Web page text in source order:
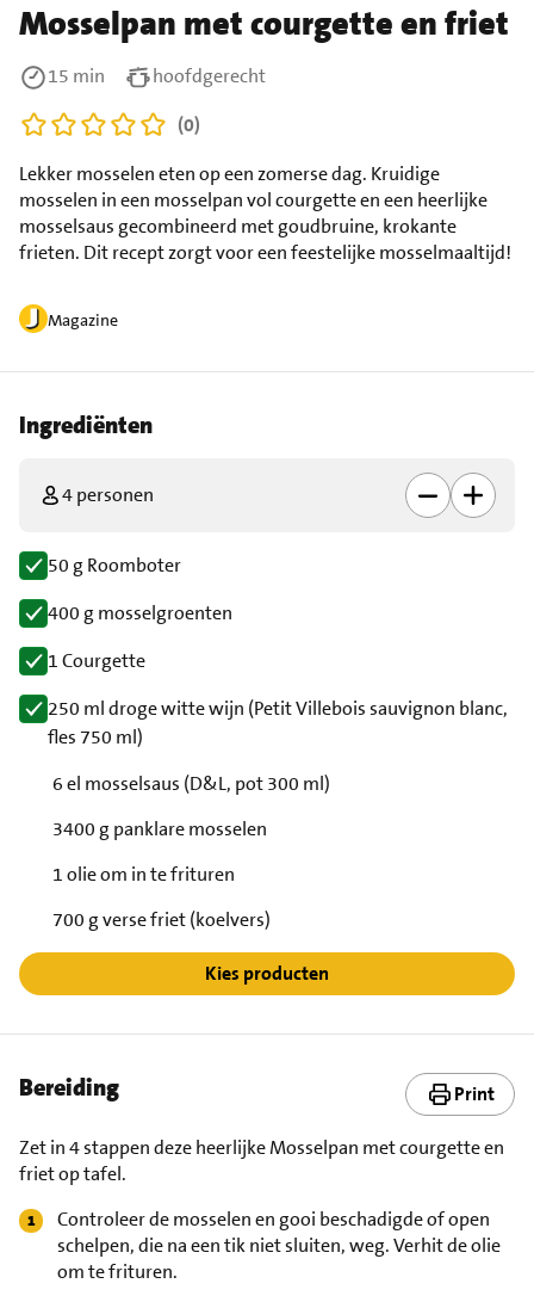
Mosselpan met courgette en friet
Magazine
Lekker mosselen eten op een zomerse dag. Kruidige
mosselen in een mosselpan vol courgette en een heerlijke
mosselsaus gecombineerd met goudbruine, krokante
frieten. Dit recept zorgt voor een feestelijke mosselmaaltijd!
15 min
hoofdgerecht
(0)
Ingrediënten
4 personen
50 g Roomboter
400 g mosselgroenten
1 Courgette
250 ml droge witte wijn (Petit Villebois sauvignon blanc,
fles 750 ml)
6 el mosselsaus (D&L, pot 300 ml)
3400 g panklare mosselen
1 olie om in te frituren
700 g verse friet (koelvers)
Kies producten
Bereiding Print
Zet in 4 stappen deze heerlijke Mosselpan met courgette en
friet op tafel.
Controleer de mosselen en gooi beschadigde of open
schelpen, die na een tik niet sluiten, weg. Verhit de olie
om te frituren.